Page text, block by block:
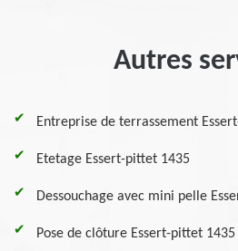
Autres
Entreprise de terrassement
Etetage Essert-pittet 1435
Dessouchage avec mini pelle
Pose de clôture Essert-pittet 1435